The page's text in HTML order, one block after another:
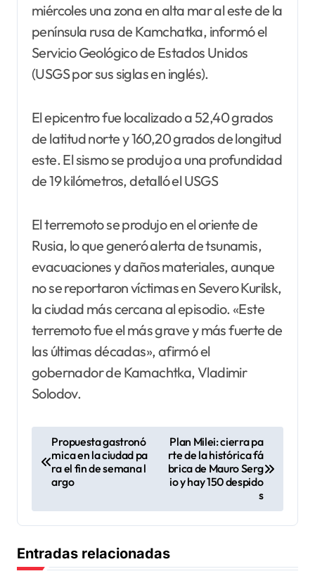
miércoles una zona en alta mar al este de la
península rusa de Kamchatka, informó el
Servicio Geológico de Estados Unidos
(USGS por sus siglas en inglés).
El epicentro fue localizado a 52,40 grados
de latitud norte y 160,20 grados de longitud
este. El sismo se produjo a una profundidad
de 19 kilómetros, detalló el USGS
El terremoto se produjo en el oriente de
Rusia, lo que generó alerta de tsunamis,
evacuaciones y daños materiales, aunque
no se reportaron víctimas en Severo Kurilsk,
la ciudad más cercana al episodio. «Este
terremoto fue el más grave y más fuerte de
las últimas décadas», afirmó el
gobernador de Kamachtka, Vladimir
Solodov.
e
g
a
Propuesta gastronó
mica en la ciudad pa
ra el fin de semana l
argo
Plan Milei: cierra pa
rte de la histórica fá
brica de Mauro Serg
io y hay 150 despido
s
Entradas relacionadas